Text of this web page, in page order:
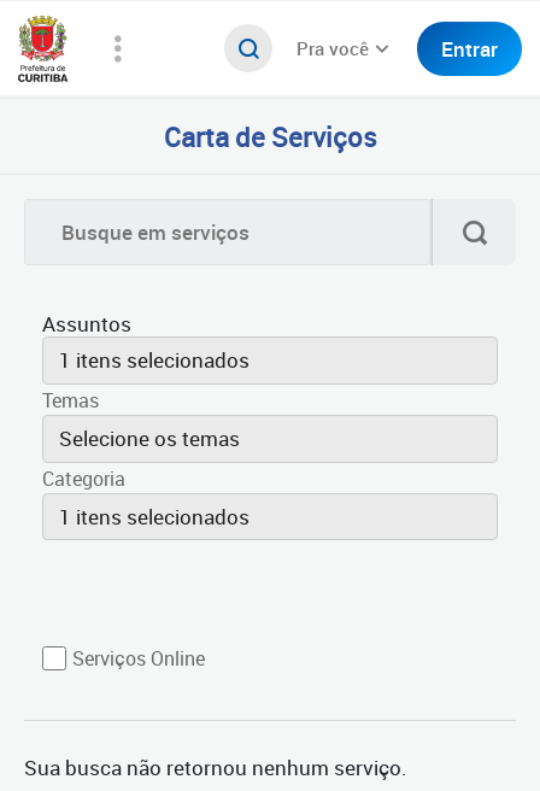
Pra você Entrar
Carta de Serviços
Assuntos
1 itens selecionados
Temas
Selecione os temas
Categoria
1 itens selecionados
Serviços Online
Sua busca não retornou nenhum serviço.